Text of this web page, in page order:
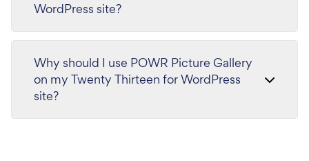
WordPress site?
Why should I use POWR Picture Gallery
on my Twenty Thirteen for WordPress
site?